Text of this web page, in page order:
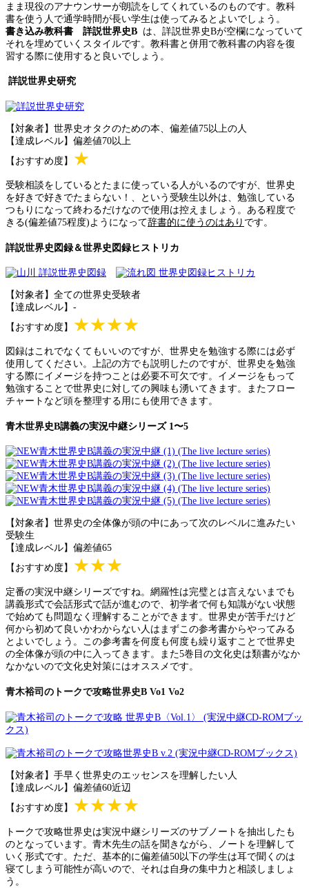
まま現役のアナウンサーが朗読をしてくれているのものです。教科
書を使う人で通学時間が長い学生は使ってみるとよいでしょう。
書き込み教科書 詳説世界史B は、詳説世界史Bが空欄になっていて
それを埋めていくスタイルです。教科書と併用で教科書の内容を復
習する際に使用すると良いでしょう。
詳説世界史研究
【対象者】世界史オタクのための本、偏差値75以上の人
【達成レベル】偏差値70以上
【おすすめ度】 ★
受験相談をしているとたまに使っている人がいるのですが、世界史
を好きで好きでたまらない！、という受験生以外は、勉強している
つもりになって終わるだけなので使用は控えましょう。ある程度で
きる(偏差値75程度)ようになって辞書的に使うのはあり です。
詳説世界史図録＆世界史図録ヒストリカ
【対象者】全ての世界史受験者
【達成レベル】-
【おすすめ度】 ★★★★
図録はこれでなくてもいいのですが、世界史を勉強する際には必ず
使用してください。上記の方でも説明したのですが、世界史を勉強
する際にイメージを持つことは必要不可欠です。イメージをもって
勉強することで世界史に対しての興味も湧いてきます。またフロー
チャートなど頭を整理する用にも使用できます。
青木世界史B講義の実況中継シリーズ 1〜5
【対象者】世界史の全体像が頭の中にあって次のレベルに進みたい
受験生
【達成レベル】偏差値65
【おすすめ度】 ★★★
定番の実況中継シリーズですね。網羅性は完璧とは言えないまでも
講義形式で会話形式で話が進むので、初学者で何も知識がない状態
で始めても問題なく理解することができます。世界史が苦手だけど
何から初めて良いかわからない人はまずこの参考書からやってみる
とよいでしょう。この参考書を何度も何度も繰り返すことで世界史
の全体像が頭の中に入ってきます。また5巻目の文化史は類書がなか
なかないので文化史対策にはオススメです。
青木裕司のトークで攻略世界史B Vo1 Vo2
【対象者】手早く世界史のエッセンスを理解したい人
【達成レベル】偏差値60近辺
【おすすめ度】 ★★★★
トークで攻略世界史は実況中継シリーズのサブノートを抽出したも
のとなっています。青木先生の話を聞きながら、ノートを理解して
いく形式です。ただ、基本的に偏差値50以下の学生は耳で聞くのは
寝てしまう可能性が高いので、それは自身の集中力と相談しましょ
う。